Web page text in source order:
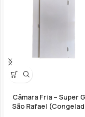
Câmara Fria – Super
São Rafael